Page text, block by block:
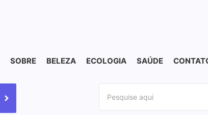
SOBRE BELEZA ECOLOGIA SAÚDE